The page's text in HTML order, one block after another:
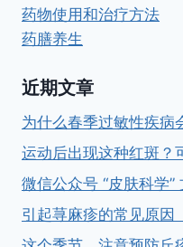
药物使用和治疗方法
药膳养生
近期文章
为什么春季过敏性疾病
运动后出现这种红斑？
微信公众号 “皮肤科学”
引起荨麻疹的常见原因